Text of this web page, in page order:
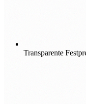
Transparente